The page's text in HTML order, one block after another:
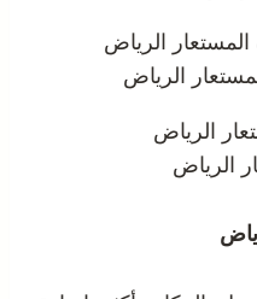
الرياض
الرياض